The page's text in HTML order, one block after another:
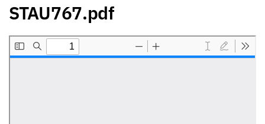
STAU767.pdf